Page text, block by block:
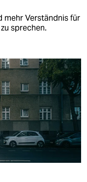
mehr Verständnis für
sprechen.